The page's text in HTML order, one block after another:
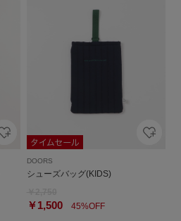
DOORS
シューズバッグ(KIDS)
￥1,50045%OFF